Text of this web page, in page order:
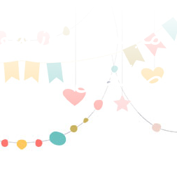
مجتمع آموزشی
صالحین